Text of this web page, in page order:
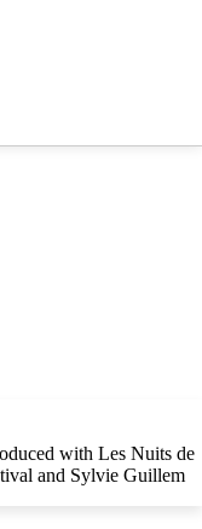
with Les Nuits de
and Sylvie Guillem